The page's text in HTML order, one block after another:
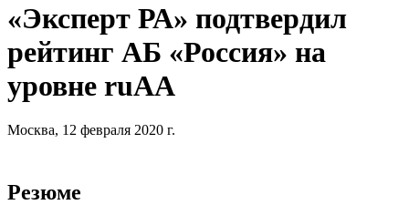
«Эксперт РА» подтвердил
рейтинг АБ «Россия» на
уровне ruAA
Москва, 12 февраля 2020 г.
Резюме